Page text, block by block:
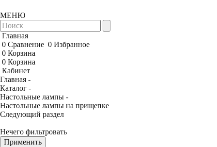
МЕНЮ
Главная
0 Сравнение 0 Избранное
0 Корзина
0 Корзина
Кабинет
Главная -
Каталог -
Настольные лампы -
Настольные лампы на прищепке
Следующий раздел
Нечего фильтровать
Применить